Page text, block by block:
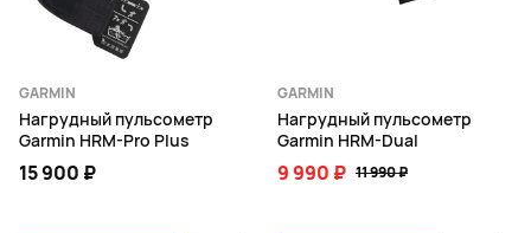
GARMIN
Нагрудный пульсометр
Garmin HRM-Pro Plus
15 900 ₽
GARMIN
Нагрудный пульсометр
Garmin HRM-Dual
9 990 ₽ 11 990 ₽